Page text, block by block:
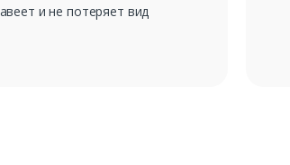
и не потеряет вид